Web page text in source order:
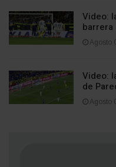
Video:
barrera
Agosto
Video:
de
Agosto